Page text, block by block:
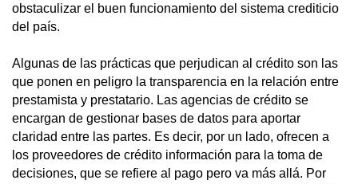
obstaculizar el buen funcionamiento del sistema crediticio
del país.
Algunas de las prácticas que perjudican al crédito son las
que ponen en peligro la transparencia en la relación entre
prestamista y prestatario. Las agencias de crédito se
encargan de gestionar bases de datos para aportar
claridad entre las partes. Es decir, por un lado, ofrecen a
los proveedores de crédito información para la toma de
decisiones, que se refiere al pago pero va más allá. Por